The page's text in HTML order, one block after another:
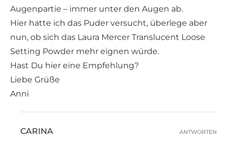
Augenpartie – immer unter den Augen ab.
Hier hatte ich das Puder versucht, überlege aber
nun, ob sich das Laura Mercer Translucent Loose
Setting Powder mehr eignen würde.
Hast Du hier eine Empfehlung?
Liebe Grüße
Anni
CARINA ANTWORTEN